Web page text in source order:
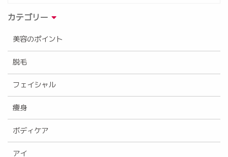
カテゴリー
美容のポイント
脱毛
フェイシャル
痩身
ボディケア
アイ